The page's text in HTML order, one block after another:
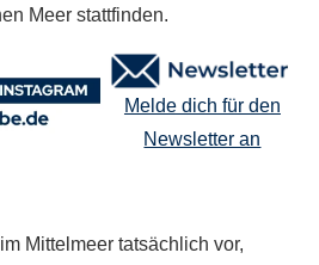
Meer stattfinden.
Melde dich für den
Newsletter an
Mittelmeer tatsächlich vor,